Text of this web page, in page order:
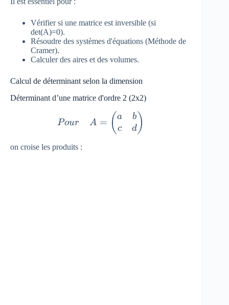
Vérifier si une matrice est inversible (si
det(A)=0).
Résoudre des systèmes d'équations (Méthode de
Cramer).
Calculer des aires et des volumes.
Calcul de déterminant selon la dimension
Déterminant d’une matrice d'ordre 2 (2x2)
Pour\quad A=
Pour A = (a
c
b
d )
on croise les produits :